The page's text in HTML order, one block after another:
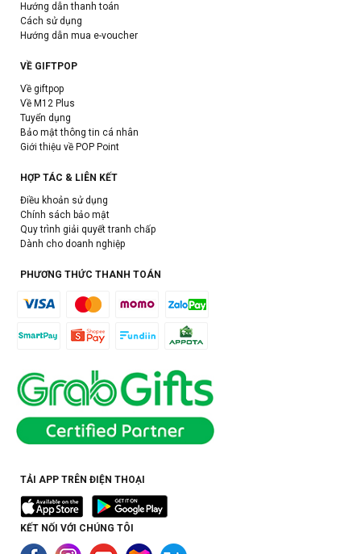
Hướng dẫn thanh toán
Cách sử dụng
Hướng dẫn mua e-voucher
VỀ GIFTPOP
Về giftpop
Về M12 Plus
Tuyển dụng
Bảo mật thông tin cá nhân
Giới thiệu về POP Point
HỢP TÁC & LIÊN KẾT
Điều khoản sử dụng
Chính sách bảo mật
Quy trình giải quyết tranh chấp
Dành cho doanh nghiệp
PHƯƠNG THỨC THANH TOÁN
TẢI APP TRÊN ĐIỆN THOẠI
KẾT NỐI VỚI CHÚNG TÔI